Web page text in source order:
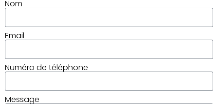
Nom
Email
Numéro de téléphone
Message